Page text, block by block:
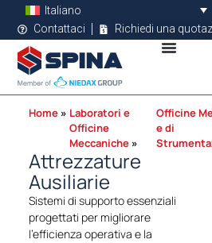
Italiano
Contattaci
Richiedi una
Home
Laboratori e
Officine
Meccaniche
Officine
e di
Attrezzature
Ausiliarie
Sistemi di supporto essenziali
progettati per migliorare
l’efficienza operativa e la